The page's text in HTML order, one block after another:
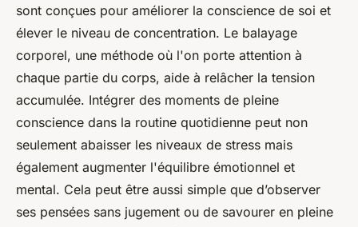
sont conçues pour améliorer la conscience de soi et
élever le niveau de concentration. Le balayage
corporel, une méthode où l'on porte attention à
chaque partie du corps, aide à relâcher la tension
accumulée. Intégrer des moments de pleine
conscience dans la routine quotidienne peut non
seulement abaisser les niveaux de stress mais
également augmenter l'équilibre émotionnel et
mental. Cela peut être aussi simple que d’observer
ses pensées sans jugement ou de savourer en pleine